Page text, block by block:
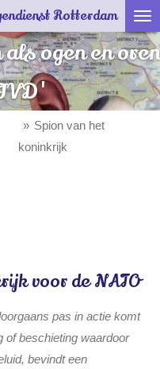
Rotterdam
ogen en oren
» Spion van het
koninkrijk
voor de NATO
pas in actie komt
of beschieting waardoor
bevindt een